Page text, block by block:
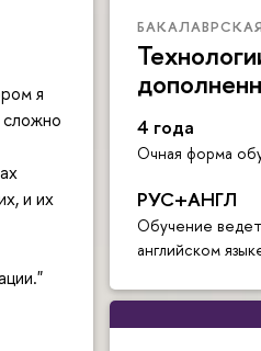
4 года
Очная форма
РУС+АНГЛ
Обучение
английском
я
сложно
и их